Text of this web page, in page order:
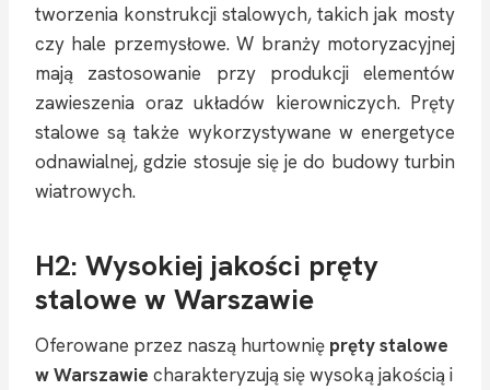
tworzenia konstrukcji stalowych, takich jak mosty
czy hale przemysłowe. W branży motoryzacyjnej
mają zastosowanie przy produkcji elementów
zawieszenia oraz układów kierowniczych. Pręty
stalowe są także wykorzystywane w energetyce
odnawialnej, gdzie stosuje się je do budowy turbin
wiatrowych.
H2: Wysokiej jakości pręty
stalowe w Warszawie
Oferowane przez naszą hurtownię pręty stalowe
w Warszawie charakteryzują się wysoką jakością i